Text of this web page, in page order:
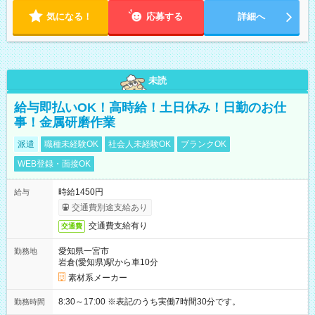
気になる！ 応募する 詳細へ
未読
給与即払いOK！高時給！土日休み！日勤のお仕
事！金属研磨作業
派遣 職種未経験OK 社会人未経験OK
ブランクOK
WEB登録・面接OK
給与
時給1450円
交通費別途支給あり
交通費 交通費支給有り
勤務地
愛知県一宮市
岩倉(愛知県)駅から車10分
素材系メーカー
勤務時間 8:30～17:00 ※表記のうち実働7時間30分です。